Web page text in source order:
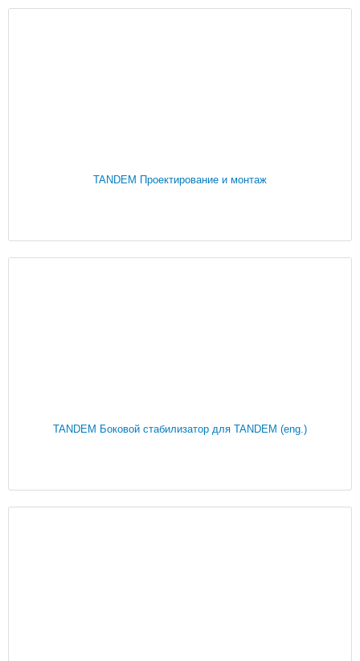
TANDEM Проектирование и монтаж
TANDEM Боковой стабилизатор для TANDEM (eng.)